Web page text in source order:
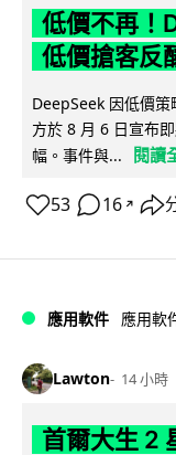
低價不再！
低價搶客反
DeepSeek 因低價
方於 8 月 6 日宣布
幅。事件與...
閱讀
53 16 ↗
應用軟件 應用軟
Lawton 14 小時
首爾大生 2